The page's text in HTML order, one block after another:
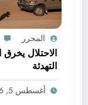
المحرر
الاحتلال يخرق
التهدئة
أغسطس 5, 2026